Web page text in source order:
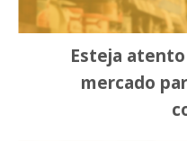
Esteja
mercado